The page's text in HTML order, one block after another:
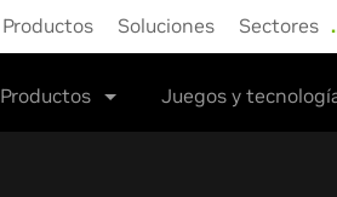
Productos Soluciones Sectores
Productos Juegos y